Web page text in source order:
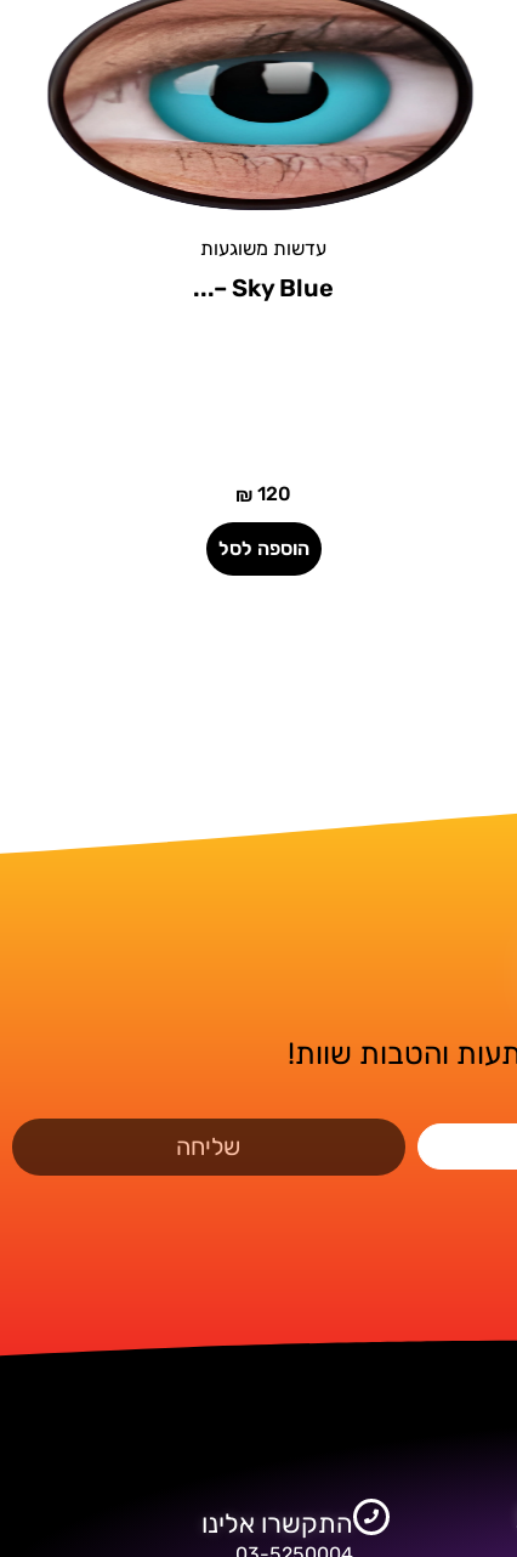
Voldemort – וולדמורט
והטבות שוות!
שליחה
התקשרו אלינו